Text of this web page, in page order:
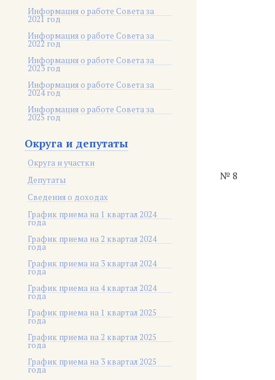
Информация о работе Совета за
2021 год
Информация о работе Совета за
2022 год
Информация о работе Совета за
2023 год
Информация о работе Совета за
2024 год
Информация о работе Совета за
2025 год
Округа и депутаты
Округа и участки
Депутаты
Сведения о доходах
График приема на 1 квартал 2024
года
График приема на 2 квартал 2024
года
График приема на 3 квартал 2024
года
График приема на 4 квартал 2024
года
График приема на 1 квартал 2025
года
График приема на 2 квартал 2025
года
График приема на 3 квартал 2025
года
№ 8